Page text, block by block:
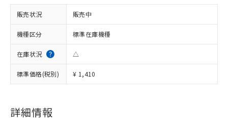
販売状況 販売中
機種区分 標準在庫機種
在庫状況 △
標準価格(税別) ¥ 1,410
詳細情報